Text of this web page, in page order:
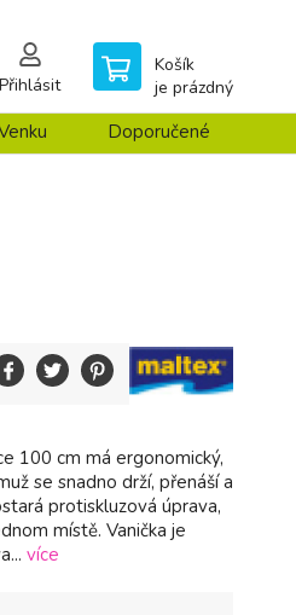
Přihlásit
Košík
je prázdný
Doporučené
100 cm má ergonomický,
se snadno drží, přenáší a
protiskluzová úprava,
místě. Vanička je
více